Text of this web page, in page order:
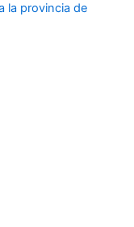
la provincia de